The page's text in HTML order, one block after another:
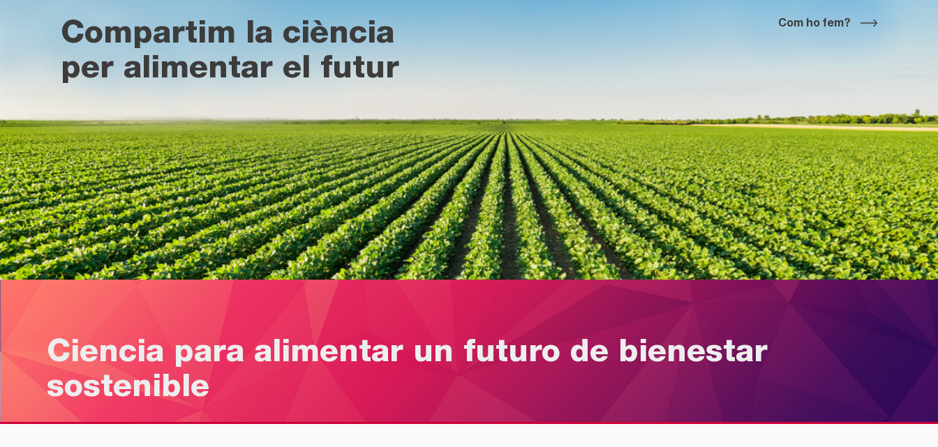
Compartim la ciència
per alimentar el futur
Com ho fem?
Ciencia para alimentar un futuro de bienestar
sostenible